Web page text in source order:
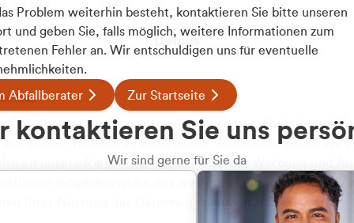
Details
Inhalte und Anzeigen zu personalisieren, Funktionen für
auf unsere Website zu analysieren. Außerdem geben wir
an unsere Partner für soziale Medien, Werbung und
möglicherweise mit weiteren Daten zusammen,
Ihrer Nutzung der Dienste gesammelt haben.
Problem weiterhin besteht, kontaktieren Sie bitte unseren
und geben Sie, falls möglich, weitere Informationen zum
Fehler an. Wir entschuldigen uns für eventuelle
Abfallberater Zur Startseite
kontaktieren Sie uns
Wir sind gerne für Sie da